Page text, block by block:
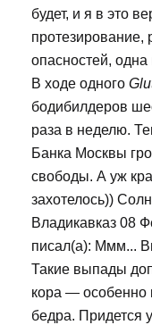
будет, и я в это
протезирование,
опасностей,
В ходе одного
бодибилдеров
раза в неделю.
Банка Москвы
свободы. А уж
захотелось))
Владикавказ 08
писал(а): Ммм...
Такие выпады
кора — особенно
бедра. Придется